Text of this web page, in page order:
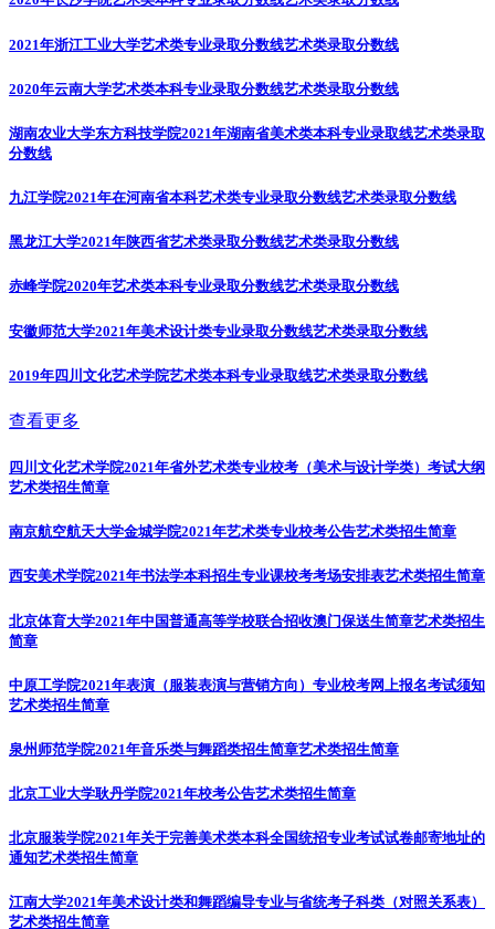
2021年浙江工业大学艺术类专业录取分数线艺术类录取分数线
2020年云南大学艺术类本科专业录取分数线艺术类录取分数线
湖南农业大学东方科技学院2021年湖南省美术类本科专业录取线艺术类录取
分数线
九江学院2021年在河南省本科艺术类专业录取分数线艺术类录取分数线
黑龙江大学2021年陕西省艺术类录取分数线艺术类录取分数线
赤峰学院2020年艺术类本科专业录取分数线艺术类录取分数线
安徽师范大学2021年美术设计类专业录取分数线艺术类录取分数线
2019年四川文化艺术学院艺术类本科专业录取线艺术类录取分数线
查看更多
四川文化艺术学院2021年省外艺术类专业校考（美术与设计学类）考试大纲
艺术类招生简章
南京航空航天大学金城学院2021年艺术类专业校考公告艺术类招生简章
西安美术学院2021年书法学本科招生专业课校考考场安排表艺术类招生简章
北京体育大学2021年中国普通高等学校联合招收澳门保送生简章艺术类招生
简章
中原工学院2021年表演（服装表演与营销方向）专业校考网上报名考试须知
艺术类招生简章
泉州师范学院2021年音乐类与舞蹈类招生简章艺术类招生简章
北京工业大学耿丹学院2021年校考公告艺术类招生简章
北京服装学院2021年关于完善美术类本科全国统招专业考试试卷邮寄地址的
通知艺术类招生简章
江南大学2021年美术设计类和舞蹈编导专业与省统考子科类（对照关系表）
艺术类招生简章